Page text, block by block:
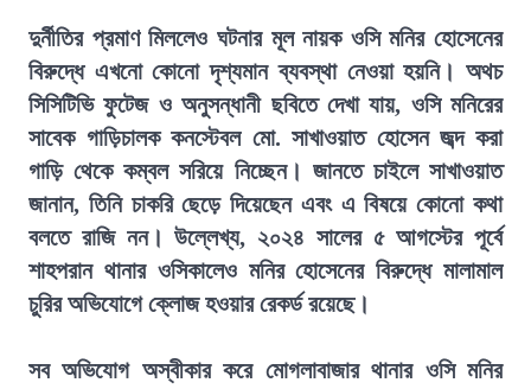
দুর্নীতির প্রমাণ মিললেও ঘটনার মূল নায়ক ওসি মনির হোসেনের
বিরুদ্ধে এখনো কোনো দৃশ্যমান ব্যবস্থা নেওয়া হয়নি। অথচ
সিসিটিভি ফুটেজ ও অনুসন্ধানী ছবিতে দেখা যায়, ওসি মনিরের
সাবেক গাড়িচালক কনস্টেবল মো. সাখাওয়াত হোসেন জব্দ করা
গাড়ি থেকে কম্বল সরিয়ে নিচ্ছেন। জানতে চাইলে সাখাওয়াত
জানান, তিনি চাকরি ছেড়ে দিয়েছেন এবং এ বিষয়ে কোনো কথা
বলতে রাজি নন। উল্লেখ্য, ২০২৪ সালের ৫ আগস্টের পূর্বে
শাহপরান থানার ওসিকালেও মনির হোসেনের বিরুদ্ধে মালামাল
চুরির অভিযোগে ক্লোজ হওয়ার রেকর্ড রয়েছে।
সব অভিযোগ অস্বীকার করে মোগলাবাজার থানার ওসি মনির